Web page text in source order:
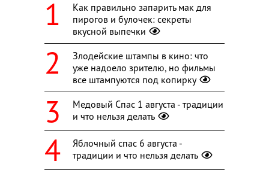
Как правильно запарить мак для
пирогов и булочек: секреты
вкусной выпечки
Злодейские штампы в кино: что
уже надоело зрителю, но фильмы
все штампуются под копирку
Медовый Спас 1 августа - традиции
и что нельзя делать
Яблочный спас 6 августа -
традиции и что нельзя делать